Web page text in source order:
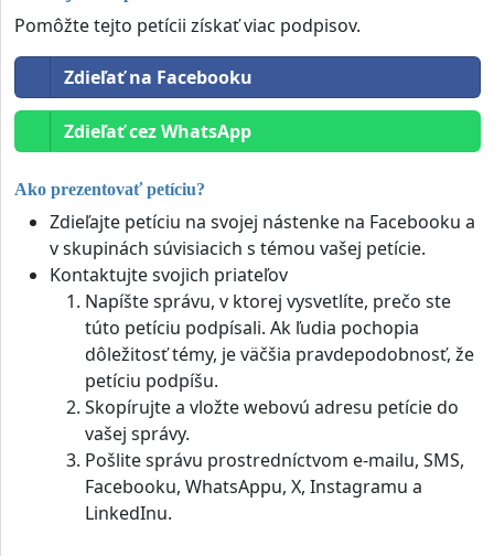
Pomôžte tejto petícii získať viac podpisov.
Zdieľať na Facebooku
Zdieľať cez WhatsApp
Ako prezentovať petíciu?
Zdieľajte petíciu na svojej nástenke na Facebooku a
v skupinách súvisiacich s témou vašej petície.
Kontaktujte svojich priateľov
Napíšte správu, v ktorej vysvetlíte, prečo ste
túto petíciu podpísali. Ak ľudia pochopia
dôležitosť témy, je väčšia pravdepodobnosť, že
petíciu podpíšu.
Skopírujte a vložte webovú adresu petície do
vašej správy.
Pošlite správu prostredníctvom e-mailu, SMS,
Facebooku, WhatsAppu, X, Instagramu a
LinkedInu.